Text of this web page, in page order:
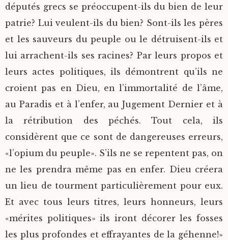
députés grecs se préoccupent-ils du bien de leur
patrie? Lui veulent-ils du bien? Sont-ils les pères
et les sauveurs du peuple ou le détruisent-ils et
lui arrachent-ils ses racines? Par leurs propos et
leurs actes politiques, ils démontrent qu’ils ne
croient pas en Dieu, en l’immortalité de l’âme,
au Paradis et à l’enfer, au Jugement Dernier et à
la rétribution des péchés. Tout cela, ils
considèrent que ce sont de dangereuses erreurs,
«l’opium du peuple». S’ils ne se repentent pas, on
ne les prendra même pas en enfer. Dieu créera
un lieu de tourment particulièrement pour eux.
Et avec tous leurs titres, leurs honneurs, leurs
«mérites politiques» ils iront décorer les fosses
les plus profondes et effrayantes de la géhenne!»